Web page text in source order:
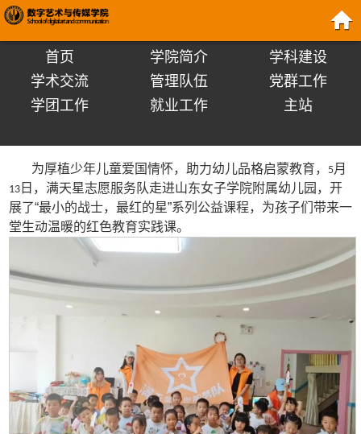
首页 学院简介
学科建设
学术交流
管理队伍
党群工作
学团工作
就业工作 主站
为厚植少年儿童爱国情怀，助力幼儿品格启蒙教育， 5月
13 日，满天星志愿服务队走进山东女子学院附属幼儿园，开
展了“最小的战士，最红的星”系列公益课程，为孩子们带来一
堂生动温暖的红色教育实践课。